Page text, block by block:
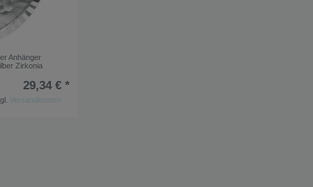
Anhänger
Zirkonia
29,34 € *
Versandkosten